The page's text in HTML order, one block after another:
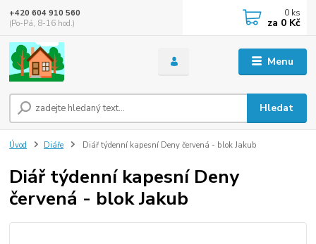
Menu
Hledat
+420 604 910 560
(Po-Pá, 8-16 hod.)
0 ks
za 0 Kč
Úvod Diáře Diář týdenní kapesní Deny červená - blok Jakub
Diář týdenní kapesní Deny
červená - blok Jakub